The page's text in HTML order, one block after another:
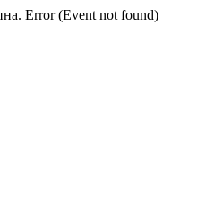
Error (Event not found)